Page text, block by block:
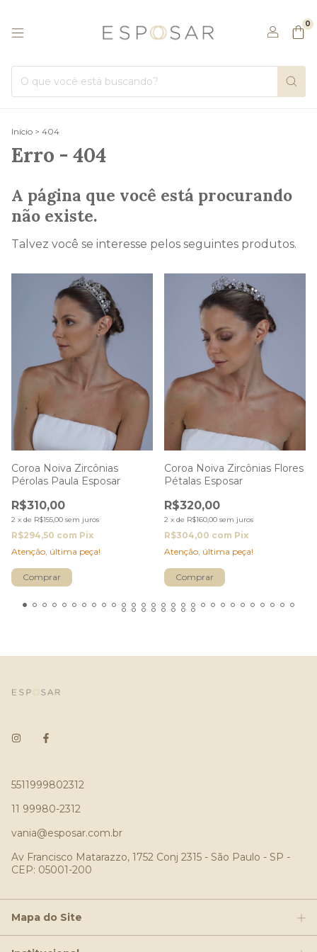
0
Início > 404
Erro - 404
A página que você está procurando
não existe.
Talvez você se interesse pelos seguintes produtos.
Coroa Noiva Zircônias
Pérolas Paula Esposar
R$310,00
2 x de R$155,00 sem juros
R$294,50 com Pix
Atenção, última peça!
Coroa Noiva Zircônias Flores
Pétalas Esposar
R$320,00
2 x de R$160,00 sem juros
R$304,00 com Pix
Atenção, última peça!
5511999802312
11 99980-2312
vania@esposar.com.br
Av Francisco Matarazzo, 1752 Conj 2315 - São Paulo - SP -
CEP: 05001-200
Mapa do Site